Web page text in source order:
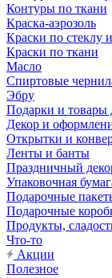
Контуры по ткани
Краска-аэрозоль
Краски по стеклу
Краски по ткани
Масло
Спиртовые
Эбру
Подарки и товары
Декор и
Открытки и
Ленты и банты
Праздничный
Упаковочная
Подарочные
Подарочные
Продукты,
Что-то
Акции
Полезное